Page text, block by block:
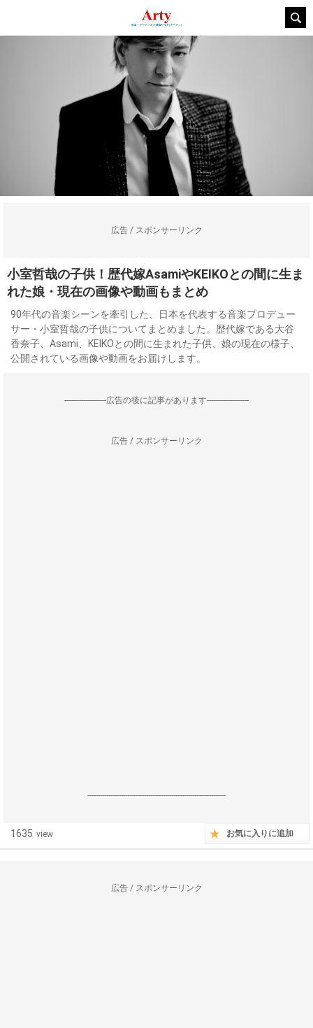
広告 / スポンサーリンク
小室哲哉の子供！歴代嫁AsamiやKEIKOとの間に生ま
れた娘・現在の画像や動画もまとめ
90年代の音楽シーンを牽引した、日本を代表する音楽プロデュー
サー・小室哲哉の子供についてまとめました。歴代嫁である大谷
香奈子、Asami、KEIKOとの間に生まれた子供、娘の現在の様子、
公開されている画像や動画をお届けします。
--------------------広告の後に記事があります--------------------
広告 / スポンサーリンク
------------------------------------------------------------------
1635 view お気に入りに追加
広告 / スポンサーリンク